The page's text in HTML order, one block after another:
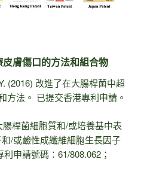
膚傷口的方法和組合物
(2016) 改進了在大腸桿菌中超
方法。 已提交香港專利申請。
桿菌細胞質和/或培養基中表
/或鹼性成纖維細胞生長因子
申請號碼：61/808.062；